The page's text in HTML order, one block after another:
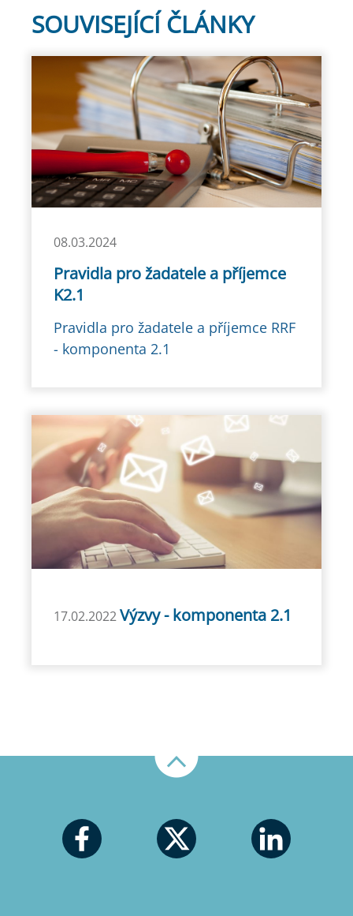
SOUVISEJÍCÍ ČLÁNKY
08.03.2024
Pravidla pro žadatele a příjemce
K2.1
Pravidla pro žadatele a příjemce RRF
- komponenta 2.1
17.02.2022Výzvy - komponenta 2.1